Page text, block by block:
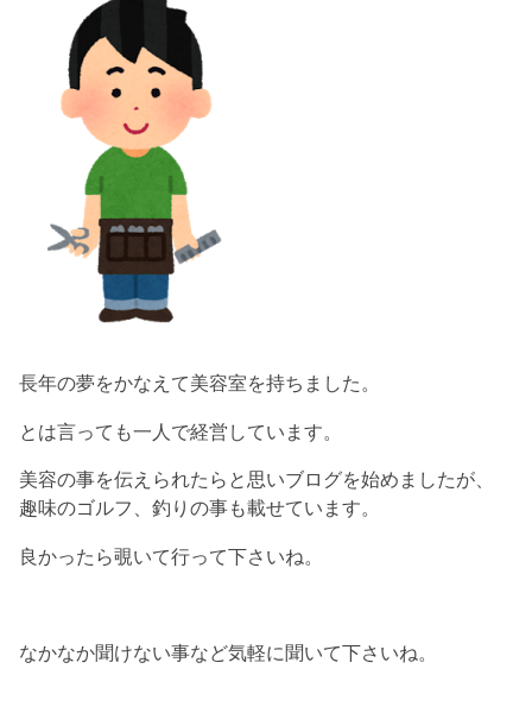
長年の夢をかなえて美容室を持ちました。
とは言っても一人で経営しています。
美容の事を伝えられたらと思いブログを始めましたが、
趣味のゴルフ、釣りの事も載せています。
良かったら覗いて行って下さいね。
なかなか聞けない事など気軽に聞いて下さいね。